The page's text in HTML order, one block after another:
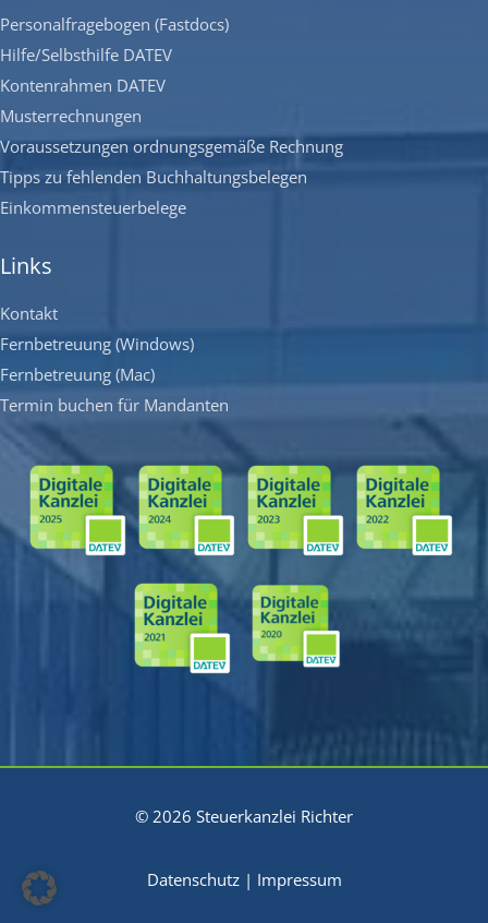
Personalfragebogen (Fastdocs)
Hilfe/Selbsthilfe DATEV
Kontenrahmen DATEV
Musterrechnungen
Voraussetzungen ordnungsgemäße Rechnung
Tipps zu fehlenden Buchhaltungsbelegen
Einkommensteuerbelege
Links
Kontakt
Fernbetreuung (Windows)
Fernbetreuung (Mac)
Termin buchen für Mandanten
© 2026 Steuerkanzlei Richter
Datenschutz| Impressum